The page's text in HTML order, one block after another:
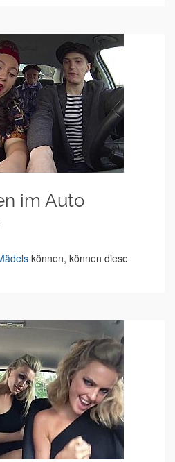
im Auto
können, können diese